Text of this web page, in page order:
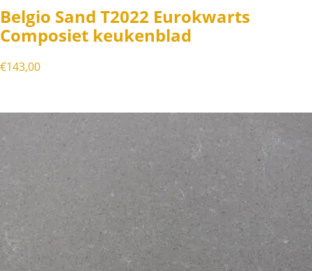
Belgio Sand T2022 Eurokwarts
Composiet keukenblad
€143,00